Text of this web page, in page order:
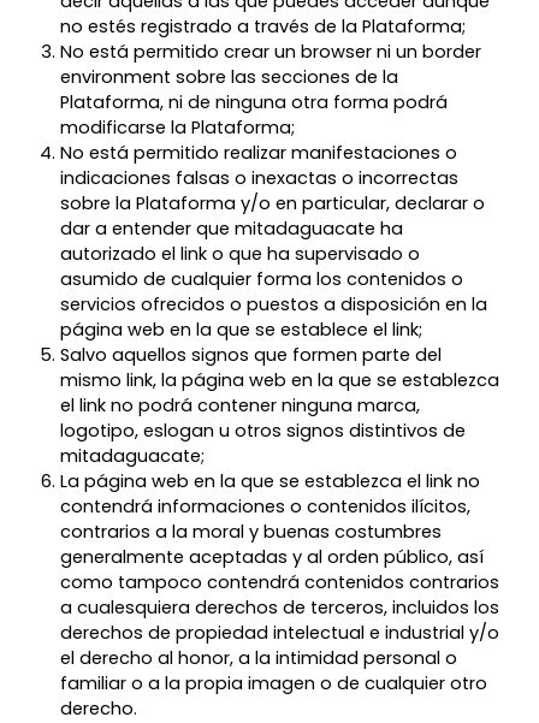
no estés registrado a través de la Plataforma;
No está permitido crear un browser ni un border
environment sobre las secciones de la
Plataforma, ni de ninguna otra forma podrá
modificarse la Plataforma;
No está permitido realizar manifestaciones o
indicaciones falsas o inexactas o incorrectas
sobre la Plataforma y/o en particular, declarar o
dar a entender que mitadaguacate ha
autorizado el link o que ha supervisado o
asumido de cualquier forma los contenidos o
servicios ofrecidos o puestos a disposición en la
página web en la que se establece el link;
Salvo aquellos signos que formen parte del
mismo link, la página web en la que se establezca
el link no podrá contener ninguna marca,
logotipo, eslogan u otros signos distintivos de
mitadaguacate;
La página web en la que se establezca el link no
contendrá informaciones o contenidos ilícitos,
contrarios a la moral y buenas costumbres
generalmente aceptadas y al orden público, así
como tampoco contendrá contenidos contrarios
a cualesquiera derechos de terceros, incluidos los
derechos de propiedad intelectual e industrial y/o
el derecho al honor, a la intimidad personal o
familiar o a la propia imagen o de cualquier otro
derecho.